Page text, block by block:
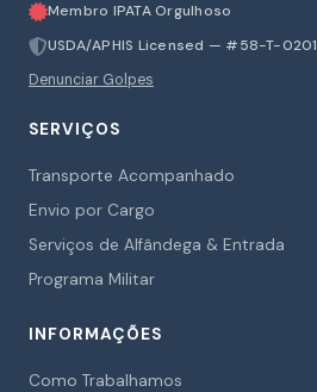
Membro IPATA Orgulhoso
USDA/APHIS Licensed — #58-T-0201
Denunciar Golpes
SERVIÇOS
Transporte Acompanhado
Envio por Cargo
Serviços de Alfândega & Entrada
Programa Militar
INFORMAÇÕES
Como Trabalhamos